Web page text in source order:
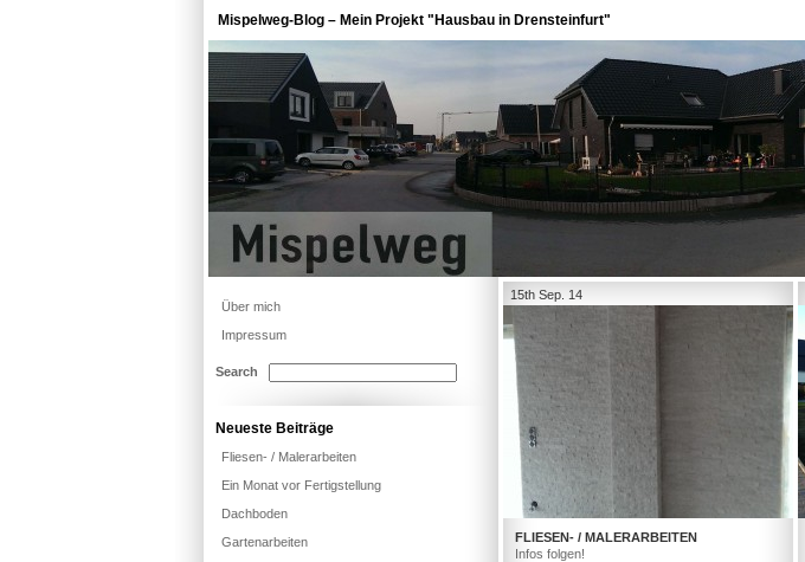
Mispelweg-Blog – Mein Projekt "Hausbau in Drensteinfurt"
15th Sep. 14
FLIESEN- / MALERARBEITEN
Infos folgen!
Über mich
Impressum
Search
Neueste Beiträge
Fliesen- / Malerarbeiten
Ein Monat vor Fertigstellung
Dachboden
Gartenarbeiten